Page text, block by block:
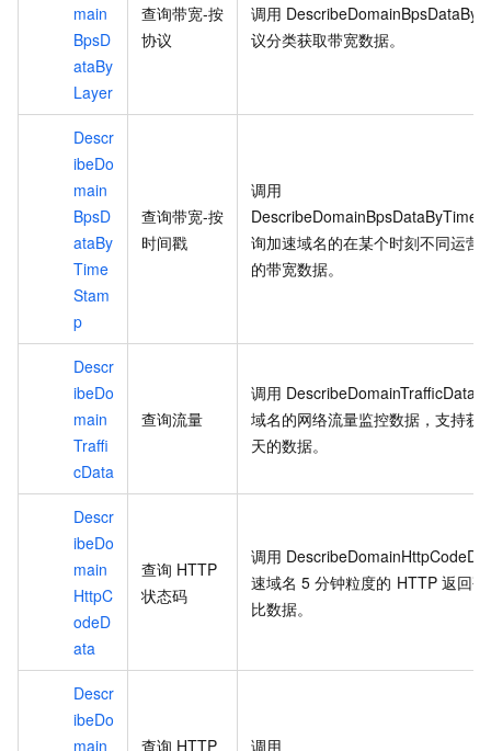
main
BpsD
ataBy
Layer
查询带宽-按
协议
调用
议分类获取带宽数据。
Descr
ibeDo
main
BpsD
ataBy
Time
Stam
p
查询带宽-按
时间戳
调用
询加速域名的在某个时刻不同运营
的带宽数据。
Descr
ibeDo
main
Traffi
cData
查询流量
调用 DescribeDomainTrafficData
域名的网络流量监控数据，支持获
天的数据。
Descr
ibeDo
main
HttpC
odeD
ata
查询 HTTP
状态码
调用
速域名 5 分钟粒度的 HTTP 返回
比数据。
Descr
ibeDo
main
查询 HTTP 调用